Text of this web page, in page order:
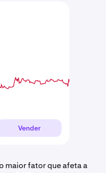
Vender
maior fator que afeta a